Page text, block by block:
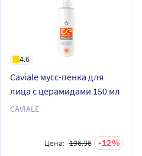
4.6
Caviale мусс-пенка для
лица с церамидами 150 мл
CAVIALE
Цена: 196.36 12